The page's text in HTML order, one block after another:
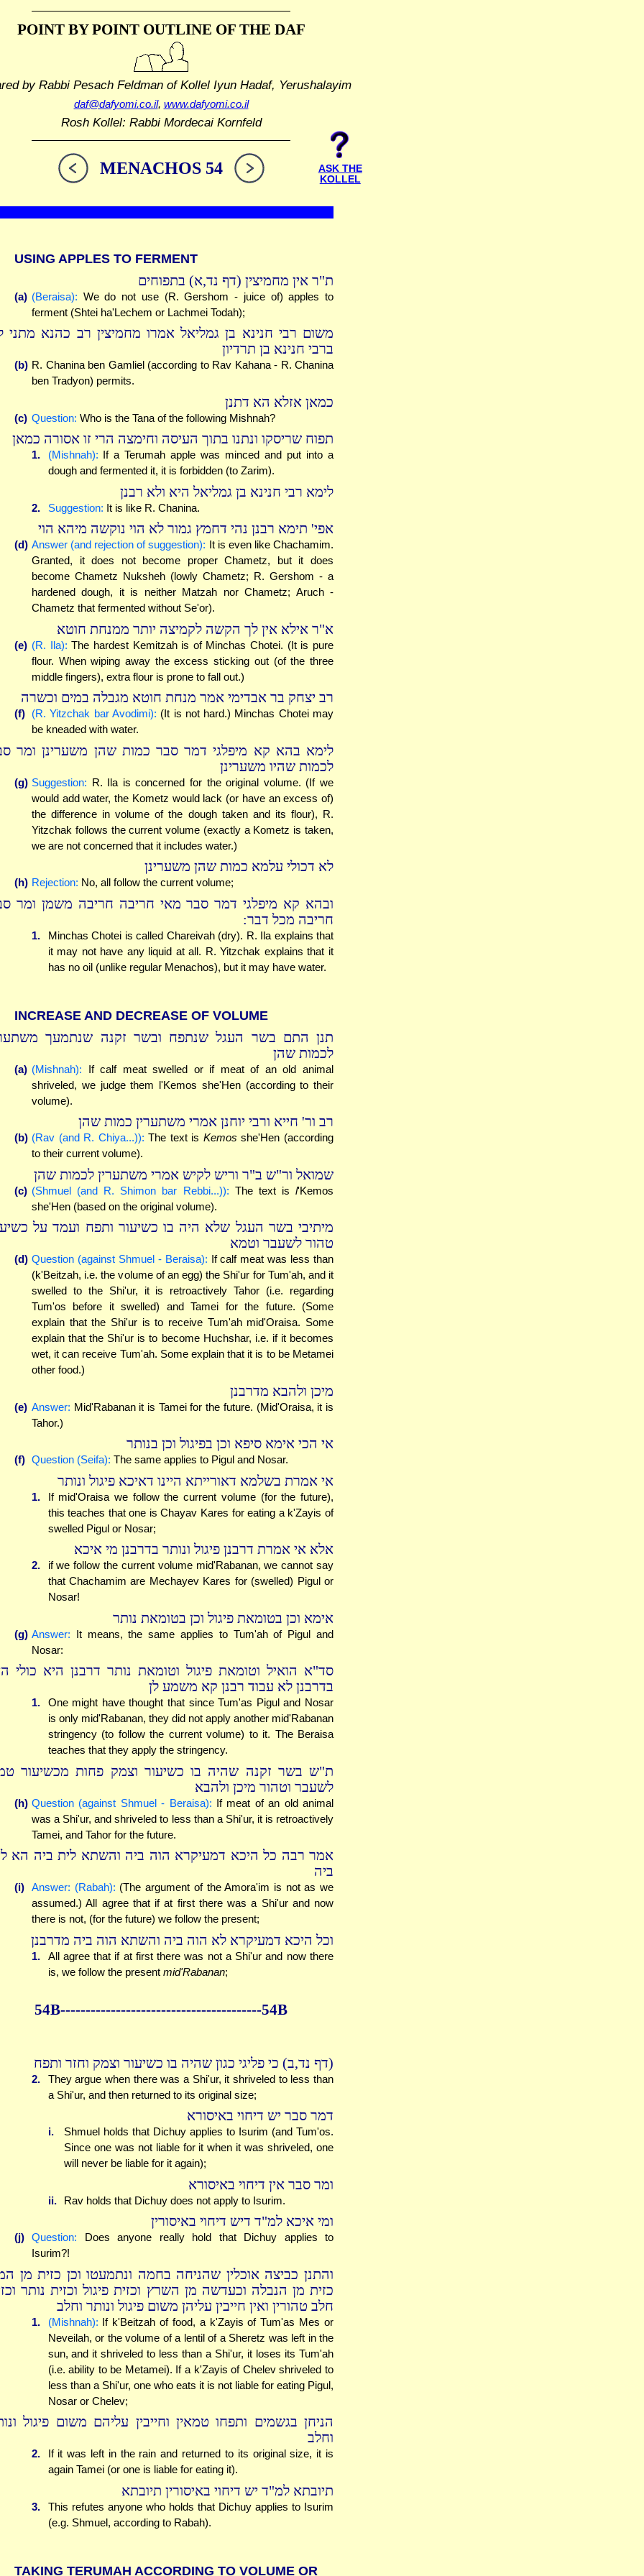
POINT BY POINT OUTLINE OF THE DAF
by Rabbi Pesach Feldmanof Kollel Iyun Hadaf, Yerushalayim
daf@dafyomi.co.il, www.dafyomi.co.il
Rosh Kollel: Rabbi Mordecai Kornfeld
MENACHOS 54
ASK THE
KOLLEL
USING APPLES TO FERMENT
ת"ר אין מחמיצין (דף נד,א) בתפוחים
(a) (Beraisa): We do not use (R. Gershom - juice of) apples to
ferment (Shtei ha'Lechem or Lachmei Todah);
משום רבי חנינא בן גמליאל אמרו מחמיצין רב כהנא מתני
ברבי חנינא בן תרדיון
(b) R. Chanina ben Gamliel (according to Rav Kahana - R. Chanina
ben Tradyon) permits.
כמאן אזלא הא דתנן
(c) Question: Who is the Tana of the following Mishnah?
תפוח שריסקו ונתנו בתוך העיסה וחימצה הרי זו אסורה כמאן
1. (Mishnah): If a Terumah apple was minced and put into a
dough and fermented it, it is forbidden (to Zarim).
לימא רבי חנינא בן גמליאל היא ולא רבנן
2. Suggestion: It is like R. Chanina.
אפי' תימא רבנן נהי דחמץ גמור לא הוי נוקשה מיהא הוי
(d) Answer (and rejection of suggestion): It is even like Chachamim.
Granted, it does not become proper Chametz, but it does
become Chametz Nuksheh (lowly Chametz; R. Gershom - a
hardened dough, it is neither Matzah nor Chametz; Aruch -
Chametz that fermented without Se'or).
א"ר אילא אין לך הקשה לקמיצה יותר ממנחת חוטא
(e) (R. Ila): The hardest Kemitzah is of Minchas Chotei. (It is pure
flour. When wiping away the excess sticking out (of the three
middle fingers), extra flour is prone to fall out.)
רב יצחק בר אבדימי אמר מנחת חוטא מגבלה במים וכשרה
(f) (R. Yitzchak bar Avodimi): (It is not hard.) Minchas Chotei may
be kneaded with water.
לימא בהא קא מיפלגי דמר סבר כמות שהן משערינן ומר
לכמות שהיו משערינן
(g) Suggestion: R. Ila is concerned for the original volume. (If we
would add water, the Kometz would lack (or have an excess of)
the difference in volume of the dough taken and its flour), R.
Yitzchak follows the current volume (exactly a Kometz is taken,
we are not concerned that it includes water.)
לא דכולי עלמא כמות שהן משערינן
(h) Rejection: No, all follow the current volume;
ובהא קא מיפלגי דמר סבר מאי חריבה חריבה משמן ומר
חריבה מכל דבר:
1.
Minchas Chotei is called Chareivah (dry). R. Ila explains that
it may not have any liquid at all. R. Yitzchak explains that it
has no oil (unlike regular Menachos), but it may have water.
INCREASE AND DECREASE OF VOLUME
תנן התם בשר העגל שנתפח ובשר זקנה שנתמעך
לכמות שהן
(a) (Mishnah): If calf meat swelled or if meat of an old animal
shriveled, we judge them l'Kemos she'Hen (according to their
volume).
רב ור' חייא ורבי יוחנן אמרי משתערין כמות שהן
(b) (Rav (and R. Chiya...)): The text is Kemos she'Hen (according
to their current volume).
שמואל ור"ש ב"ר וריש לקיש אמרי משתערין לכמות שהן
(c) (Shmuel (and R. Shimon bar Rebbi...)): The text isl'Kemos
she'Hen (based on the original volume).
מיתיבי בשר העגל שלא היה בו כשיעור ותפח ועמד על
טהור לשעבר וטמא
(d) Question (against Shmuel - Beraisa): If calf meat was less than
(k'Beitzah, i.e. the volume of an egg) the Shi'ur for Tum'ah, and it
swelled to the Shi'ur, it is retroactively Tahor (i.e. regarding
Tum'os before it swelled) and Tamei for the future. (Some
explain that the Shi'ur is to receive Tum'ah mid'Oraisa. Some
explain that the Shi'ur is to become Huchshar, i.e. if it becomes
wet, it can receive Tum'ah. Some explain that it is to be Metamei
other food.)
מיכן ולהבא מדרבנן
(e) Answer: Mid'Rabanan it is Tamei for the future. (Mid'Oraisa, it is
Tahor.)
אי הכי אימא סיפא וכן בפיגול וכן בנותר
(f) Question (Seifa): The same applies to Pigul and Nosar.
אי אמרת בשלמא דאורייתא היינו דאיכא פיגול ונותר
1.
If mid'Oraisa we follow the current volume (for the future),
this teaches that one is Chayav Kares for eating a k'Zayis of
swelled Pigul or Nosar;
אלא אי אמרת דרבנן פיגול ונותר בדרבנן מי איכא
2.
if we follow the current volume mid'Rabanan, we cannot say
that Chachamim are Mechayev Kares for (swelled) Pigul or
Nosar!
אימא וכן בטומאת פיגול וכן בטומאת נותר
(g) Answer: It means, the same applies to Tum'ah of Pigul and
Nosar:
סד"א הואיל וטומאת פיגול וטומאת נותר דרבנן היא כולי
בדרבנן לא עבוד רבנן קא משמע לן
1.
One might have thought that since Tum'as Pigul and Nosar
is only mid'Rabanan, they did not apply another mid'Rabanan
stringency (to follow the current volume) to it. The Beraisa
teaches that they apply the stringency.
ת"ש בשר זקנה שהיה בו כשיעור וצמק פחות מכשיעור
לשעבר וטהור מיכן ולהבא
(h) Question (against Shmuel - Beraisa): If meat of an old animal
was a Shi'ur, and shriveled to less than a Shi'ur, it is retroactively
Tamei, and Tahor for the future.
אמר רבה כל היכא דמעיקרא הוה ביה והשתא לית ביה הא
ביה
(i) Answer: (Rabah): (The argument of the Amora'im is not as we
assumed.) All agree that if at first there was a Shi'ur and now
there is not, (for the future) we follow the present;
וכל היכא דמעיקרא לא הוה ביה והשתא הוה ביה מדרבנן
1.
All agree that if at first there was not a Shi'ur and now there
is, we follow the present mid'Rabanan;
54B----------------------------------------54B
(דף נד,ב) כי פליגי כגון שהיה בו כשיעור וצמק וחזר ותפח
2.
They argue when there was a Shi'ur, it shriveled to less than
a Shi'ur, and then returned to its original size;
דמר סבר יש דיחוי באיסורא
i.
Shmuel holds that Dichuy applies to Isurim (and Tum'os.
Since one was not liable for it when it was shriveled, one
will never be liable for it again);
ומר סבר אין דיחוי באיסורא
ii. Rav holds that Dichuy does not apply to Isurim.
ומי איכא למ"ד דיש דיחוי באיסורין
(j) Question: Does anyone really hold that Dichuy applies to
Isurim?!
והתנן כביצה אוכלין שהניחה בחמה ונתמעטו וכן כזית מן
כזית מן הנבלה וכעדשה מן השרץ וכזית פיגול וכזית נותר
חלב טהורין ואין חייבין עליהן משום פיגול ונותר וחלב
1. (Mishnah): If k'Beitzah of food, a k'Zayis of Tum'as Mes or
Neveilah, or the volume of a lentil of a Sheretz was left in the
sun, and it shriveled to less than a Shi'ur, it loses its Tum'ah
(i.e. ability to be Metamei). If a k'Zayis of Chelev shriveled to
less than a Shi'ur, one who eats it is not liable for eating Pigul,
Nosar or Chelev;
הניחן בגשמים ותפחו טמאין וחייבין עליהם משום פיגול
וחלב
2.
If it was left in the rain and returned to its original size, it is
again Tamei (or one is liable for eating it).
תיובתא למ"ד יש דיחוי באיסורין תיובתא
3.
This refutes anyone who holds that Dichuy applies to Isurim
(e.g. Shmuel, according to Rabah).
TAKING TERUMAH ACCORDING TO VOLUME OR